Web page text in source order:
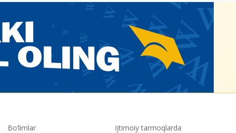
Bo‘limlar Ijtimoiy tarmoqlarda